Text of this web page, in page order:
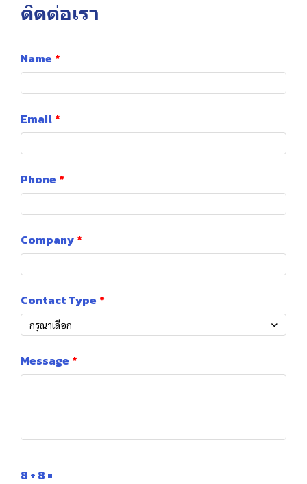
ติดต่อเรา
Name
Email
Phone
Company
Contact Type
กรุณาเลือก
Message
8 + 8 =